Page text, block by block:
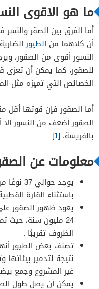
ما هو الاقوى
أما الفرق بين الصقر
أن كلاهما من الطيور
النسور أقوى من الصقور،
للصقور، كما يمكن أن تعزى
الخصائص التي تميزه مثل
أما الصقور فإن قوتها أقل
الصقور أضعف من النسور
بالفريسة. [1]
معلومات عن
يوجد
باستثناء القارة
يعود ظهور الصقور
24 مليون سنة، حيث تمكنت من التكيف مع
الظروف تقريبًا .
تصنف بعض الطيور
نتيجة لتدمير
غير المشروع وجمع